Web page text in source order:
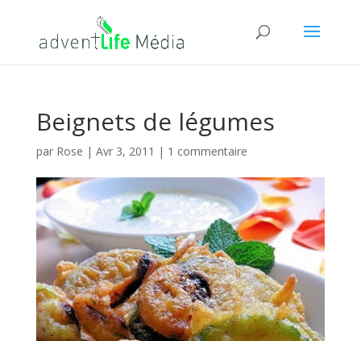
Beignets de légumes
par Rose | Avr 3, 2011 | 1 commentaire